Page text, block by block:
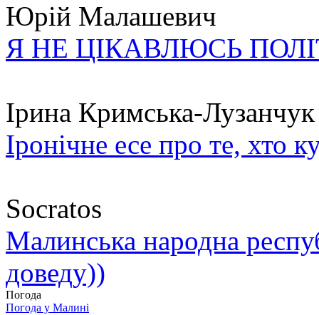
Юрій Малашевич
Я НЕ ЦІКАВЛЮСЬ
Ірина Кримська-Лузанчук
Іронічне есе про те, хто
Socratos
Малинська народна
доведу))
Погода
Погода у Малині